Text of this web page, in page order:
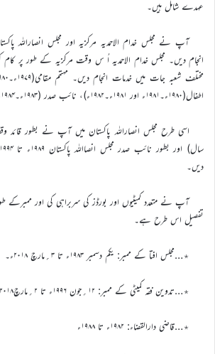
عہدے شامل ہیں۔
آپ نے مجلس خدام الاحمدیہ مرکزیہ اور مجلس انصاراللہ
انجام دیں۔ مجلس خدام الاحمدیہ اُ س وقت مرکزیہ کے طور پر
اطفال(۱۹۸۰ء۔۱۹۸۱ء اور ۱۹۸۱ء۔۱۹۸۲ء)، نائب صدر (۱۹۸۳ء۔۱۹۸۴ء اور ۱۹۸۴ء۔۱۹۸۵ء)
دیں۔
آپ نے متعدد کمیٹیوں اور بورڈز کی سربراہی کی اور
تفصیل اس طرح ہے۔
٭…مجلس افتا کے ممبر: یکم دسمبر ۱۹۸۳ء تا ۳؍مارچ ۲۰۱۸ء۔
٭…تدوین فقہ کمیٹی کے ممبر: ۱۲؍جون ۱۹۹۶ء تا ۲؍مارچ۲۰۱۸ء۔
٭…قاضی دارالقضاء: ۱۹۸۲ء تا ۱۹۸۸ء